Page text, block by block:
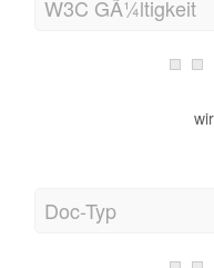
W3C GÃ¼ltigkeit
Doc-Typ